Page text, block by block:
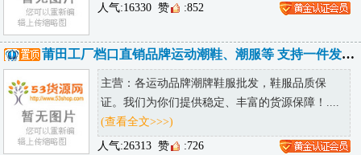
人气:16330 赞 :852
莆田工厂档口直销品牌运动潮鞋、潮服等 支持一件发货 提供精修实拍
主营：各运动品牌潮牌鞋服批发，鞋服品质保
证。我们为你们提供稳定、丰富的货源保障！....
(查看全文>>>)
人气:26313 赞 :726